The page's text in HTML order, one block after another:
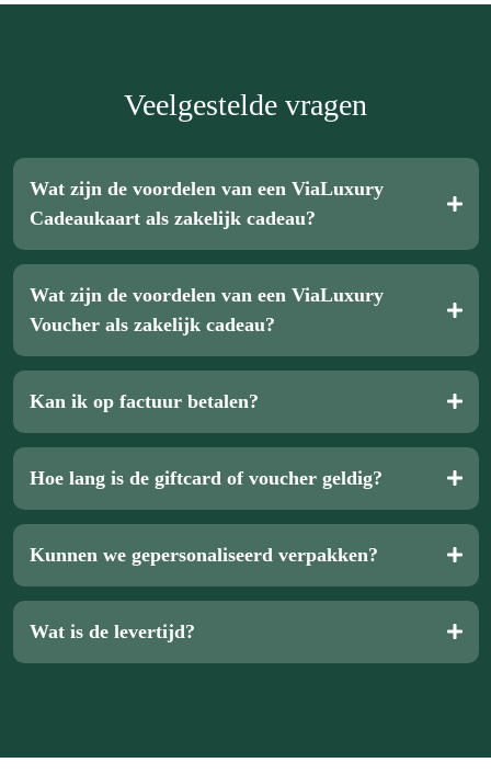
Veelgestelde vragen
Wat zijn de voordelen van een ViaLuxury
Cadeaukaart als zakelijk cadeau?
Wat zijn de voordelen van een ViaLuxury
Voucher als zakelijk cadeau?
Kan ik op factuur betalen?
Hoe lang is de giftcard of voucher geldig?
Kunnen we gepersonaliseerd verpakken?
Wat is de levertijd?